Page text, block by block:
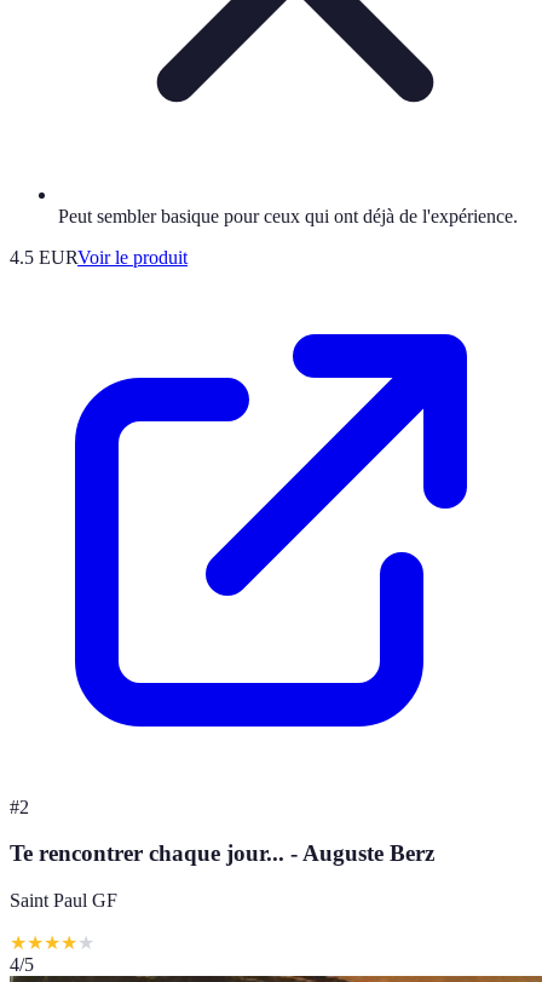
Peut sembler basique pour ceux qui ont déjà de l'expérience.
4.5 EURVoir le produit
#2
Te rencontrer chaque jour... - Auguste Berz
Saint Paul GF
★★★★★
4/5